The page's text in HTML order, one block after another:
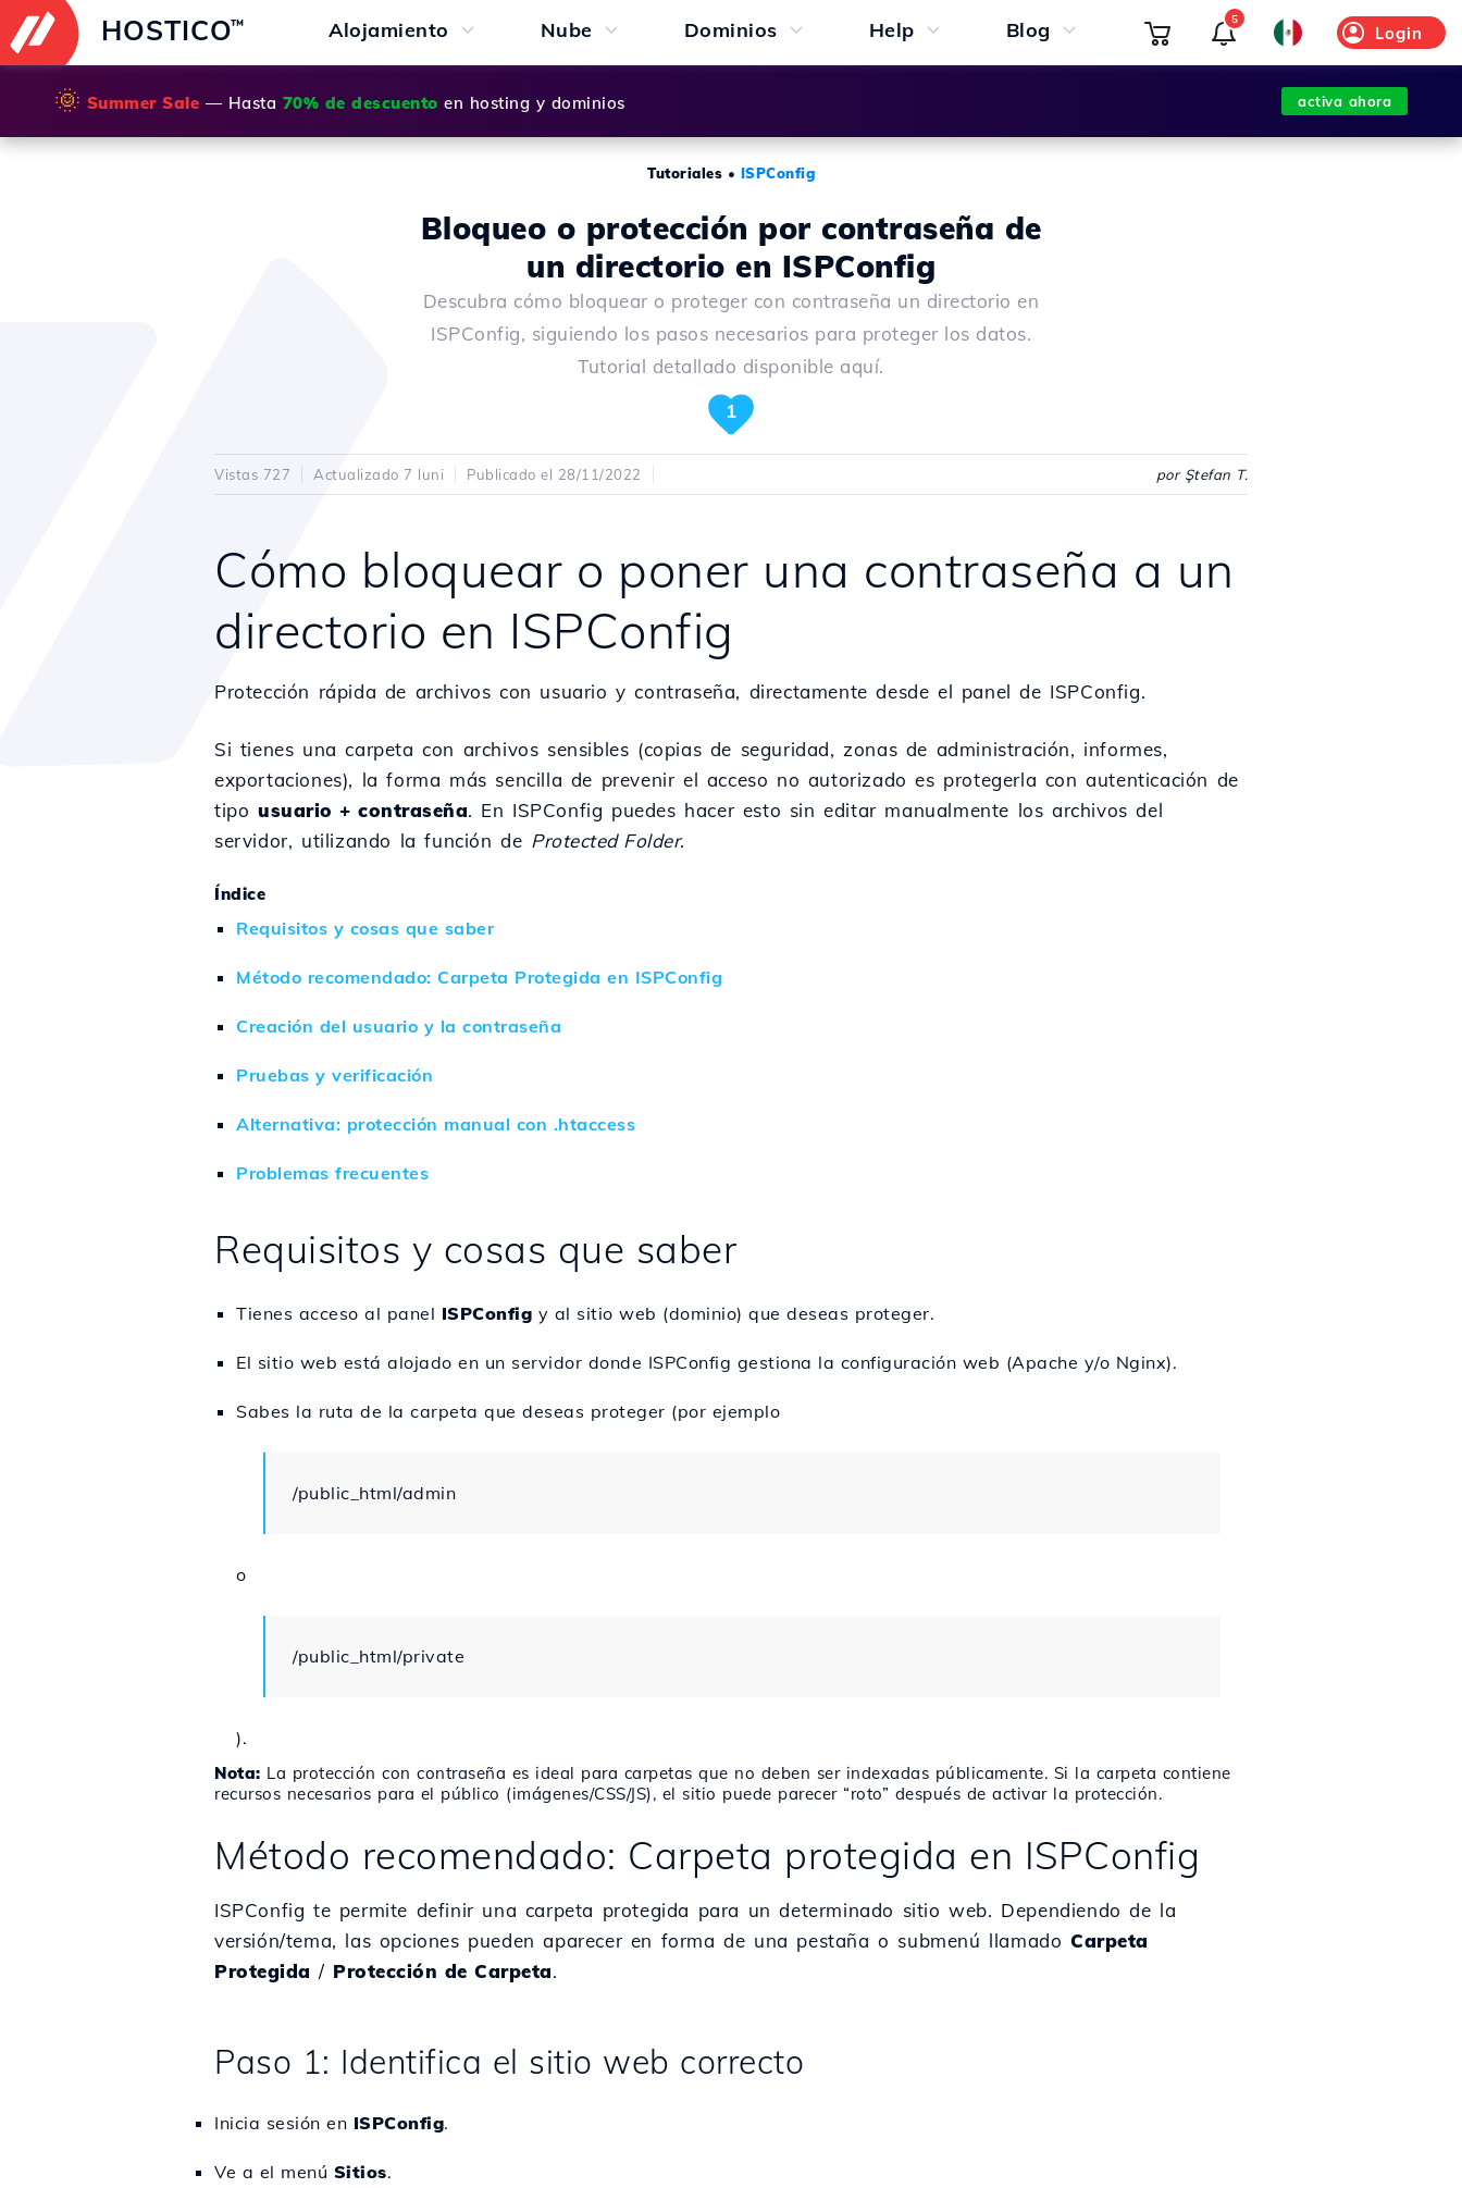
HOSTICO™ Alojamiento Nube Dominios Help Blog Login
5
🌞 Summer Sale — Hasta 70% de descuento en hosting y dominios activa ahora
Tutoriales • ISPConfig
Bloqueo o protección por contraseña de
un directorio en ISPConfig
Descubra cómo bloquear o proteger con contraseña un directorio en
ISPConfig, siguiendo los pasos necesarios para proteger los datos.
Tutorial detallado disponible aquí.
1
Vistas 727 Actualizado 7 luni Publicado el 28/11/2022 por Ştefan T.
Cómo bloquear o poner una contraseña a un
directorio en ISPConfig
Protección rápida de archivos con usuario y contraseña, directamente desde el panel de ISPConfig.
Si tienes una carpeta con archivos sensibles (copias de seguridad, zonas de administración, informes,
exportaciones), la forma más sencilla de prevenir el acceso no autorizado es protegerla con autenticación de
tipo usuario + contraseña. En ISPConfig puedes hacer esto sin editar manualmente los archivos del
servidor, utilizando la función de Protected Folder.
Índice
Requisitos y cosas que saber
Método recomendado: Carpeta Protegida en ISPConfig
Creación del usuario y la contraseña
Pruebas y verificación
Alternativa: protección manual con .htaccess
Problemas frecuentes
Requisitos y cosas que saber
Tienes acceso al panel ISPConfig y al sitio web (dominio) que deseas proteger.
El sitio web está alojado en un servidor donde ISPConfig gestiona la configuración web (Apache y/o Nginx).
Sabes la ruta de la carpeta que deseas proteger (por ejemplo
/public_html/admin
o
/public_html/private
).
Nota: La protección con contraseña es ideal para carpetas que no deben ser indexadas públicamente. Si la carpeta contiene
recursos necesarios para el público (imágenes/CSS/JS), el sitio puede parecer “roto” después de activar la protección.
Método recomendado: Carpeta protegida en ISPConfig
ISPConfig te permite definir una carpeta protegida para un determinado sitio web. Dependiendo de la
versión/tema, las opciones pueden aparecer en forma de una pestaña o submenú llamado Carpeta
Protegida / Protección de Carpeta.
Paso 1: Identifica el sitio web correcto
Inicia sesión en ISPConfig.
Ve a el menú Sitios.